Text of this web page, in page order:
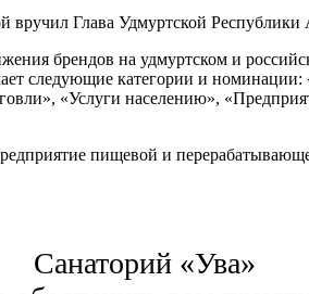
Глава Удмуртской Республики
брендов на удмуртском и
следующие категории и
«Услуги населению»,
пищевой и
Санаторий «Ува»